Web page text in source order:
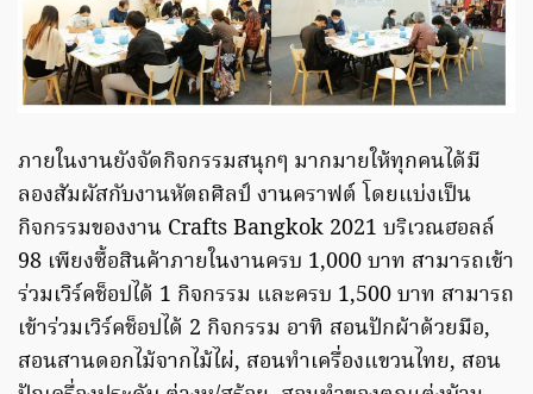
ภายในงานยังจัดกิจกรรมสนุกๆ มากมายให้ทุกคนได้มี
ลองสัมผัสกับงานหัตถศิลป์ งานคราฟต์ โดยแบ่งเป็น
กิจกรรมของงาน Crafts Bangkok 2021 บริเวณฮอลล์
98 เพียงซื้อสินค้าภายในงานครบ 1,000 บาท สามารถเข้า
ร่วมเวิร์คช็อปได้ 1 กิจกรรม และครบ 1,500 บาท สามารถ
เข้าร่วมเวิร์คช็อปได้ 2 กิจกรรม อาทิ สอนปักผ้าด้วยมือ,
สอนสานดอกไม้จากไม้ไผ่, สอนทำเครื่องแขวนไทย, สอน